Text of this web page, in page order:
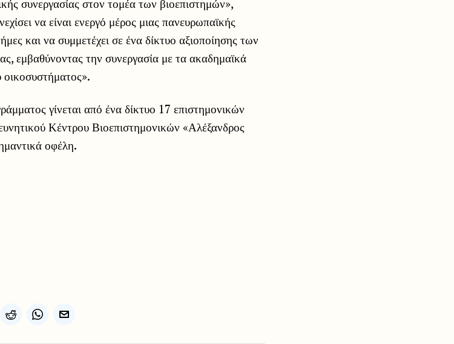
συνεργασίας στον τομέα των βιοεπιστημών»,
να είναι ενεργό μέρος μιας πανευρωπαϊκής
και να συμμετέχει σε ένα δίκτυο αξιοποίησης των
εμβαθύνοντας την συνεργασία με τα ακαδημαϊκά
οικοσυστήματος».
γίνεται από ένα δίκτυο 17 επιστημονικών
Κέντρου Βιοεπιστημονικών «Αλέξανδρος
οφέλη.